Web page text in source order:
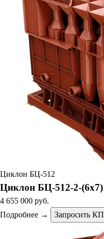
Циклон БЦ-512
Циклон БЦ-512-2-(6х7)
4 655 000 руб.
Подробнее →
Запросить КП